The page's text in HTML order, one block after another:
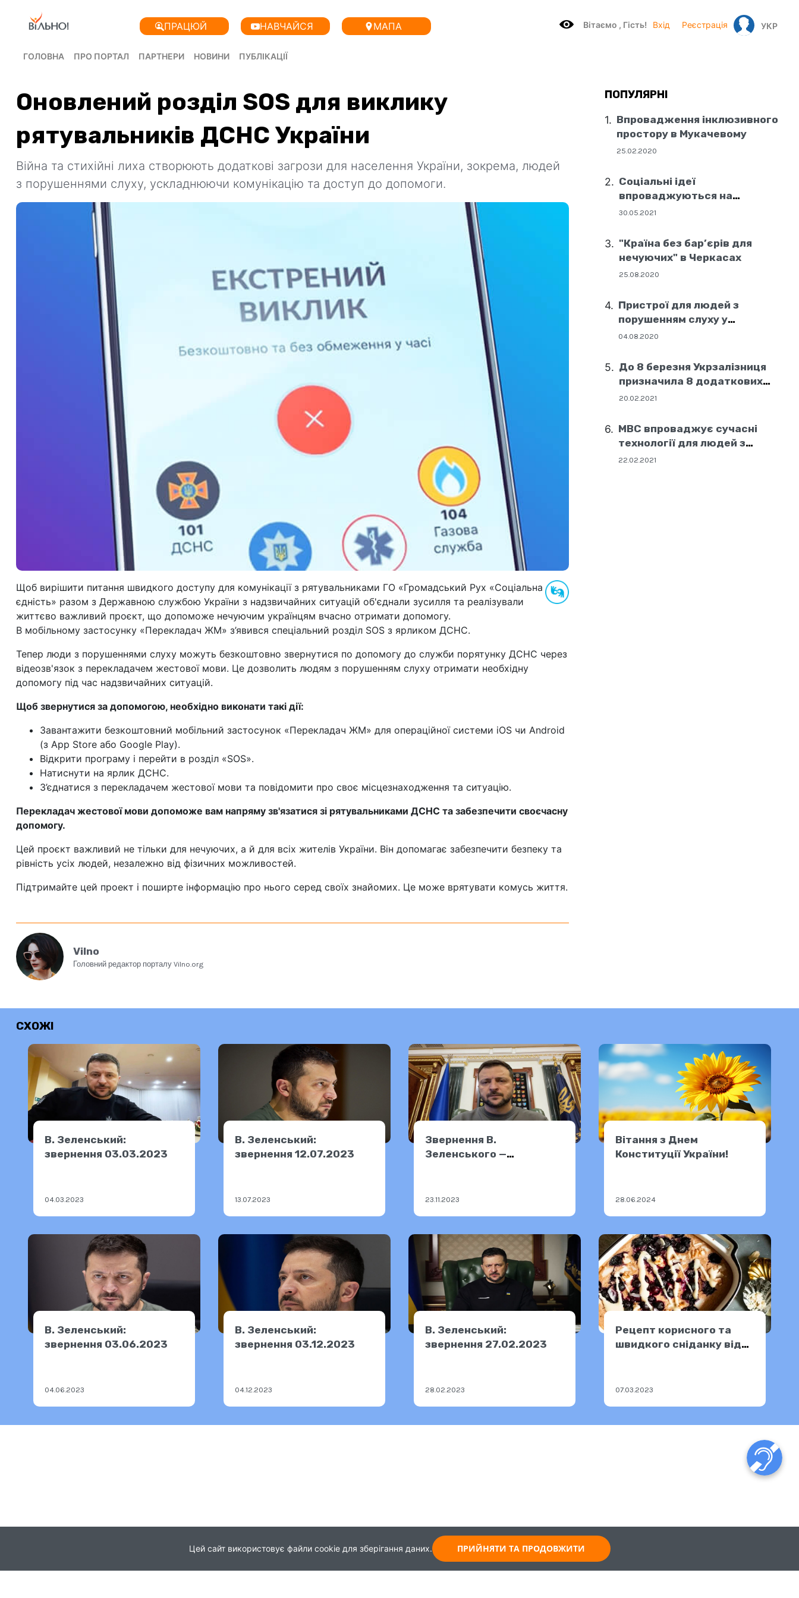
ПРАЦЮЙ НАВЧАЙСЯ МАПА Вітаємo , Гість! Вхід Реєстрація УКР
ГОЛОВНА ПРО ПОРТАЛ ПАРТНЕРИ НОВИНИ ПУБЛІКАЦІЇ
Оновлений розділ SOS для виклику
рятувальників ДСНС України
Війна та стихійні лиха створюють додаткові загрози для населення України, зокрема, людей
з порушеннями слуху, ускладнюючи комунікацію та доступ до допомоги.
Щоб вирішити питання швидкого доступу для комунікації з рятувальниками ГО «Громадський Рух «Соціальна
єдність» разом з Державною службою України з надзвичайних ситуацій об'єднали зусилля та реалізували
життєво важливий проєкт, що допоможе нечуючим українцям вчасно отримати допомогу.
В мобільному застосунку «Перекладач ЖМ» з’явився спеціальний розділ SOS з ярликом ДСНС.
Тепер люди з порушеннями слуху можуть безкоштовно звернутися по допомогу до служби порятунку ДСНС через
відеозв'язок з перекладачем жестової мови. Це дозволить людям з порушенням слуху отримати необхідну
допомогу під час надзвичайних ситуацій.
Щоб звернутися за допомогою, необхідно виконати такі дії:
Завантажити безкоштовний мобільний застосунок «Перекладач ЖМ» для операційної системи iOS чи Android
(з App Store або Google Play).
Відкрити програму і перейти в розділ «SOS».
Натиснути на ярлик ДСНС.
З’єднатися з перекладачем жестової мови та повідомити про своє місцезнаходження та ситуацію.
Перекладач жестової мови допоможе вам напряму зв'язатися зі рятувальниками ДСНС та забезпечити своєчасну
допомогу.
Цей проєкт важливий не тільки для нечуючих, а й для всіх жителів України. Він допомагає забезпечити безпеку та
рівність усіх людей, незалежно від фізичних можливостей.
Підтримайте цей проект і поширте інформацію про нього серед своїх знайомих. Це може врятувати комусь життя.
Vilno
Головний редактор порталу Vilno.org
ПОПУЛЯРНІ
Впровадження інклюзивного
простору в Мукачевому
25.02.2020
Соціальні ідеї
впроваджуються на
державному рівні
30.05.2021
"Країна без бар’єрів для
нечуючих" в Черкасах
25.08.2020
Пристрої для людей з
порушенням слуху у
соціальних центрах Дніпра
04.08.2020
До 8 березня Укрзалізниця
призначила 8 додаткових
поїздів
20.02.2021
МВС впроваджує сучасні
технології для людей з
порушенням слуху
22.02.2021
СХОЖІ
В. Зеленський:
звернення 03.03.2023
04.03.2023
В. Зеленський:
звернення 12.07.2023
13.07.2023
Звернення В.
Зеленського —
23.11.2023
Вітання з Днем
Конституції України!
28.06.2024
В. Зеленський:
звернення 03.06.2023
04.06.2023
В. Зеленський:
звернення 03.12.2023
04.12.2023
В. Зеленський:
звернення 27.02.2023
28.02.2023
Рецепт корисного та
швидкого сніданку від
07.03.2023
Цей сайт використовує файли cookie для зберігання даних. ПРИЙНЯТИ ТА ПРОДОВЖИТИ